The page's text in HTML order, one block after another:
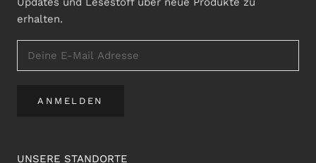
erhalten.
ANMELDEN
UNSERE STANDORTE